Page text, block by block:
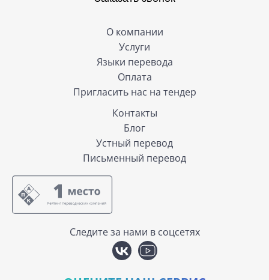
О компании
Услуги
Языки перевода
Оплата
Пригласить нас на тендер
Контакты
Блог
Устный перевод
Письменный перевод
Следите за нами в соцсетях